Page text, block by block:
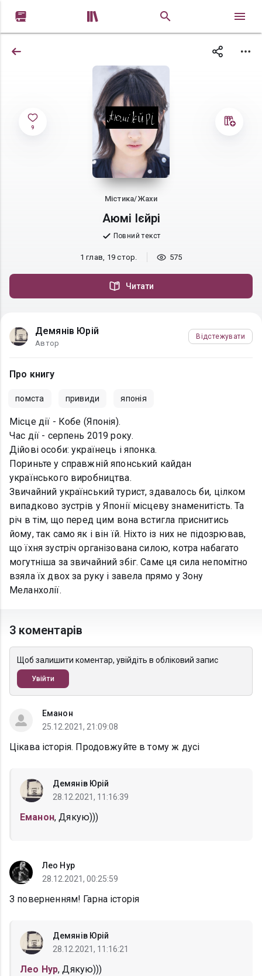
 
9
Містика/Жахи
Аюмі Ієйрі
Повний текст
1 глав, 19 стор. 575
Читати
Демянів Юрій
Автор
Відстежувати
Про книгу
помста привиди японія
Місце дії - Кобе (Японія).
Час дії - серпень 2019 року.
Дійові особи: українець і японка.
Пориньте у справжній японський кайдан
українського виробництва.
Звичайний український турист, здавалось би, цілком
випадково зустрів у Японії місцеву знаменитість. Та
річ в тім, що перед цим вона встигла приснитись
йому, так само як і він їй. Ніхто із них не підозрював,
що їхня зустріч організована силою, котра набагато
могутніша за звичайний збіг. Саме ця сила непомітно
взяла їх двох за руку і завела прямо у Зону
Меланхолії.
3 коментарів
Щоб залишити коментар, увійдіть в обліковий запис
Увійти
Еманон
25.12.2021, 21:09:08
Цікава історія. Продовжуйте в тому ж дусі
Демянів Юрій
28.12.2021, 11:16:39
Еманон, Дякую)))
Лео Нур
28.12.2021, 00:25:59
З поверненням! Гарна історія
Демянів Юрій
28.12.2021, 11:16:21
Лео Нур, Дякую)))